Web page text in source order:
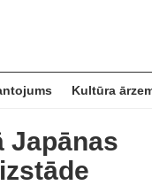
Kultūra
Japānas